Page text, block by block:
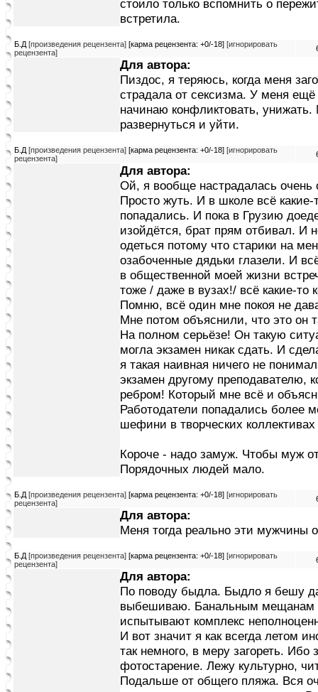
стоило только вспомнить о
встретила.
Б.Д [произведения рецензента] [карма рецензента: +0/-18] [игнорировать
рецензента]
Для автора:
Пиздос, я теряюсь, когда меня
страдала от сексизма. У меня
начинаю конфликтовать, унижать.
развернуться и уйти.
Б.Д [произведения рецензента] [карма рецензента: +0/-18] [игнорировать
рецензента]
Для автора:
Ой, я вообще настрадалась очень
Просто жуть. И в школе всё какие-
попадались. И пока в Грузию
изойдётся, брат прям отбивал. И
одеться потому что старики на
озабоченные дядьки глазели. И
в общественной моей жизни
тоже / даже в вузах!/ всё какие-то
Помню, всё один мне покоя не
Мне потом объяснили, что это он
На полном серьёзе! Он такую
могла экзамен никак сдать. И
я такая наивная ничего не
экзамен другому преподавателю,
ребром! Который мне всё и
Работодатели попадались более
шефини в творческих
Короче - надо замуж. Чтобы муж
Порядочных людей мало.
Б.Д [произведения рецензента] [карма рецензента: +0/-18] [игнорировать
рецензента]
Для автора:
Меня тогда реально эти мужчины
Б.Д [произведения рецензента] [карма рецензента: +0/-18] [игнорировать
рецензента]
Для автора:
По поводу быдла. Быдло я бешу
выбешиваю. Банальным мещанам
испытывают комплекс
И вот значит я как всегда летом
так немного, в меру загореть. Ибо
фотостарение. Лежу культурно,
Подальше от общего пляжа. Вся